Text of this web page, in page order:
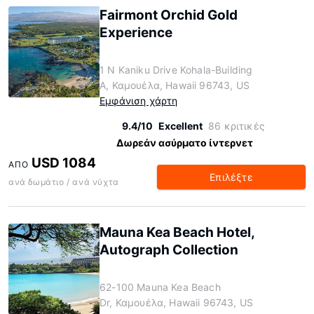
Fairmont Orchid Gold
Experience
1 N Kaniku Drive Kohala-Building
A, Καμουέλα, Hawaii 96743, US
Εμφάνιση χάρτη
9.4/10 Excellent 86 κριτικές
Δωρεάν ασύρματο ίντερνετ
ΑΠΌ USD 1084
ανά δωμάτιο / ανά νύχτα Επιλέξτε
Mauna Kea Beach Hotel,
Autograph Collection
62-100 Mauna Kea Beach
Dr, Καμουέλα, Hawaii 96743, US